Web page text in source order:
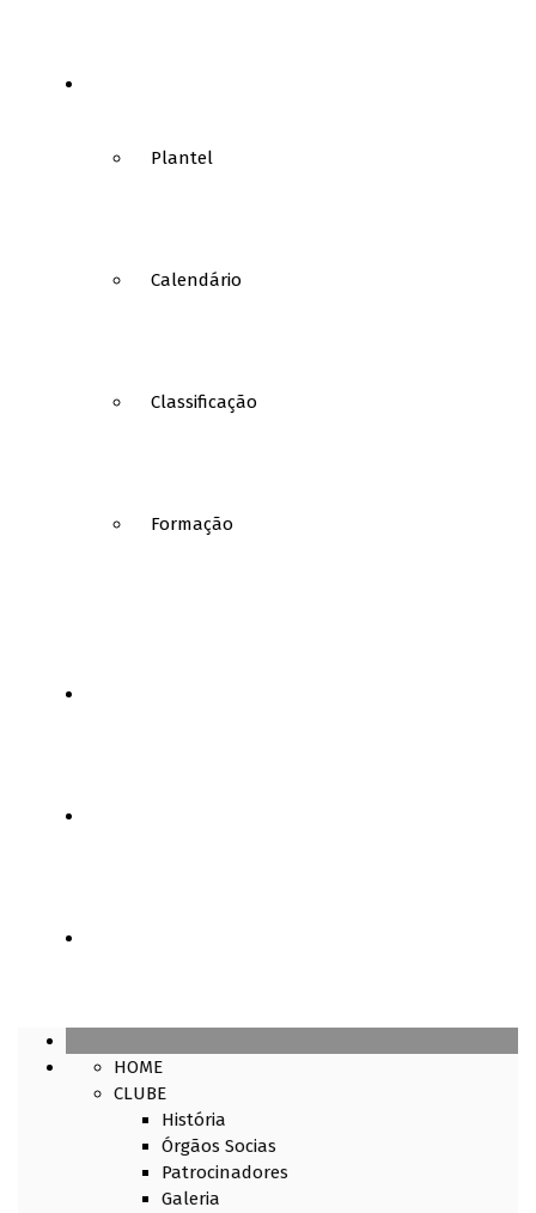
Plantel
Calendário
Classificação
Formação
HOME
CLUBE
História
Órgãos Socias
Patrocinadores
Galeria